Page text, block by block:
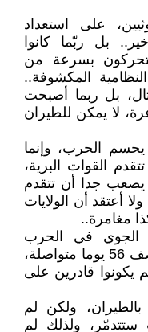
على استعداد
بل ربّما كانوا
بسرعة من
المكشوفة..
بل ربما أصبحت
لا يمكن للطيران
يحسم الحرب، وإنما
القوات البرية،
يصعب جدا أن تتقدم
أعتقد أن الولايات
مغامرة..
الجوي في الحرب
العالمية الثانية، ولندن تعرضت للقصف 56 يوما متواصلة،
يكونوا قادرين على
ولكن لم
ستتدمّر، ولذلك لم